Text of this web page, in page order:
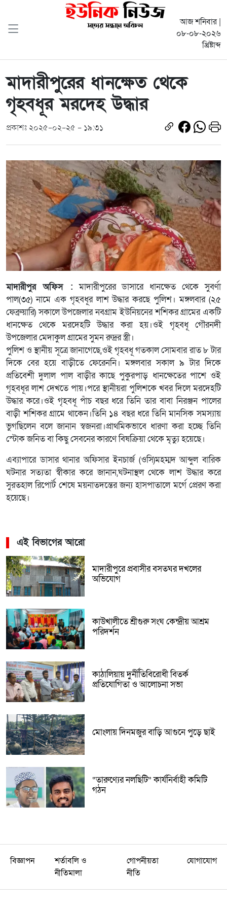
আজ শনিবার |
০৮-০৮-২০২৬
খ্রিষ্টাব্দ
মাদারীপুরের ধানক্ষেত থেকে
গৃহবধূর মরদেহ উদ্ধার
প্রকাশঃ ২০২৫-০২-২৫ - ১৯:৩১
মাদারীপুর অফিস : মাদারীপুরের ডাসারে ধানক্ষেত থেকে সুবর্ণা
পাল(৩৫) নামে এক গৃহবধূর লাশ উদ্ধার করছে পুলিশ। মঙ্গলবার (২৫
ফেব্রুয়ারি) সকালে উপজেলার নবগ্রাম ইউনিয়নের শশিকর গ্রামের একটি
ধানক্ষেত থেকে মরদেহটি উদ্ধার করা হয়।ওই গৃহবধূ গৌরনদী
উপজেলার মেদাকুল গ্রামের সুমন রুদ্রর স্ত্রী।
পুলিশ ও স্থানীয় সূত্রে জানাগেছে,ওই গৃহবধূ গতকাল সোমবার রাত ৮ টার
দিকে বের হয়ে বাড়ীতে ফেরেননি। মঙ্গলবার সকাল ৯ টার দিকে
প্রতিবেশী দুলাল পাল বাড়ীর কাছে পুকুরপাড় ধানক্ষেতের পাশে ওই
গৃহবধূর লাশ দেখতে পায়।পরে স্থানীয়রা পুলিশকে খবর দিলে মরদেহটি
উদ্ধার করে।ওই গৃহবধূ পাঁচ বছর ধরে তিনি তার বাবা নিরঞ্জন পালের
বাড়ী শশিকর গ্রামে থাকেন।তিনি ১৪ বছর ধরে তিনি মানসিক সমস্যায়
ভুগছিলেন বলে জানান স্বজনরা।প্রাথমিকভাবে ধারণা করা হচ্ছে তিনি
স্টোক জনিত বা কিছু সেবনের কারণে বিষক্রিয়া থেকে মৃত্যু হয়েছে।
এব্যাপারে ডাসার থানার অফিসার ইনচার্জ (ওসি)মহম্মদ আব্দুল বারিক
ঘটনার সত্যতা স্বীকার করে জানান,ঘটনাস্থল থেকে লাশ উদ্ধার করে
সুরতহাল রিপোর্ট শেষে ময়নাতদন্তের জন্য হাসপাতালে মর্গে প্রেরণ করা
হয়েছে।
এই বিভাগের আরো
মাদারীপুরে প্রবাসীর বসতঘর দখলের
অভিযোগ
কাউখালীতে শ্রীগুরু সংঘ কেন্দ্রীয় আশ্রম
পরিদর্শন
কাঠালিয়ায় দুর্নীতিবিরোধী বিতর্ক
প্রতিযোগিতা ও আলোচনা সভা
মোংলায় দিনমজুর বাড়ি আগুনে পুড়ে ছাই
“তারুণ্যের নলছিটি” কার্যনির্বাহী কমিটি
গঠন
বিজ্ঞাপন
শর্তাবলি ও
নীতিমালা
গোপনীয়তা
নীতি
যোগাযোগ